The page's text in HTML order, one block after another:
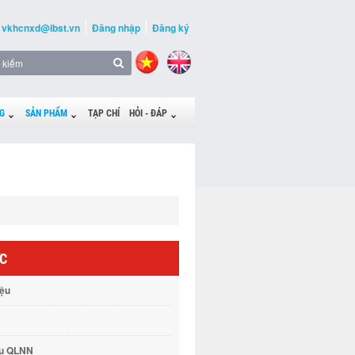
vkhcnxd@ibst.vn Đăng nhập Đăng ký
SẢN PHẨM TẠP CHÍ HỎI - ĐÁP
QLNN